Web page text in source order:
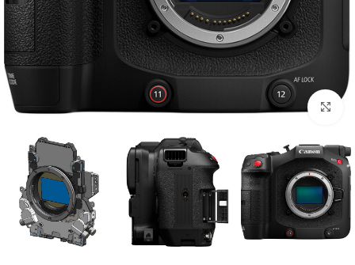
بزرگنمایی تصویر